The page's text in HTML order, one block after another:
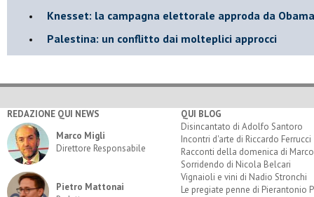
Knesset: la campagna elettorale approda da Obama
Palestina: un conflitto dai molteplici approcci
REDAZIONE QUI NEWS
Marco Migli
Direttore Responsabile
Pietro Mattonai
QUI BLOG
Disincantato di Adolfo Santoro
Incontri d'arte di Riccardo Ferrucci
Racconti della domenica di
Sorridendo di Nicola Belcari
Vignaioli e vini di Nadio Stronchi
Le pregiate penne di Pierantonio